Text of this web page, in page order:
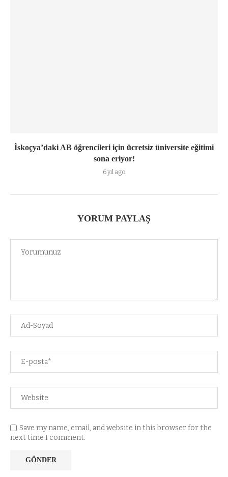
İskoçya’daki AB öğrencileri için ücretsiz üniversite eğitimi
sona eriyor!
6 yıl ago
YORUM PAYLAŞ
Save my name, email, and website in this browser for the
next time I comment.